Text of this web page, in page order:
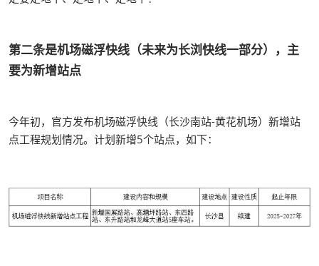
第二条是机场磁浮快线（未来为长浏快线一部分），主
要为新增站点
今年初，官方发布机场磁浮快线（长沙南站-黄花机场）新增站
点工程规划情况。计划新增5个站点，如下：